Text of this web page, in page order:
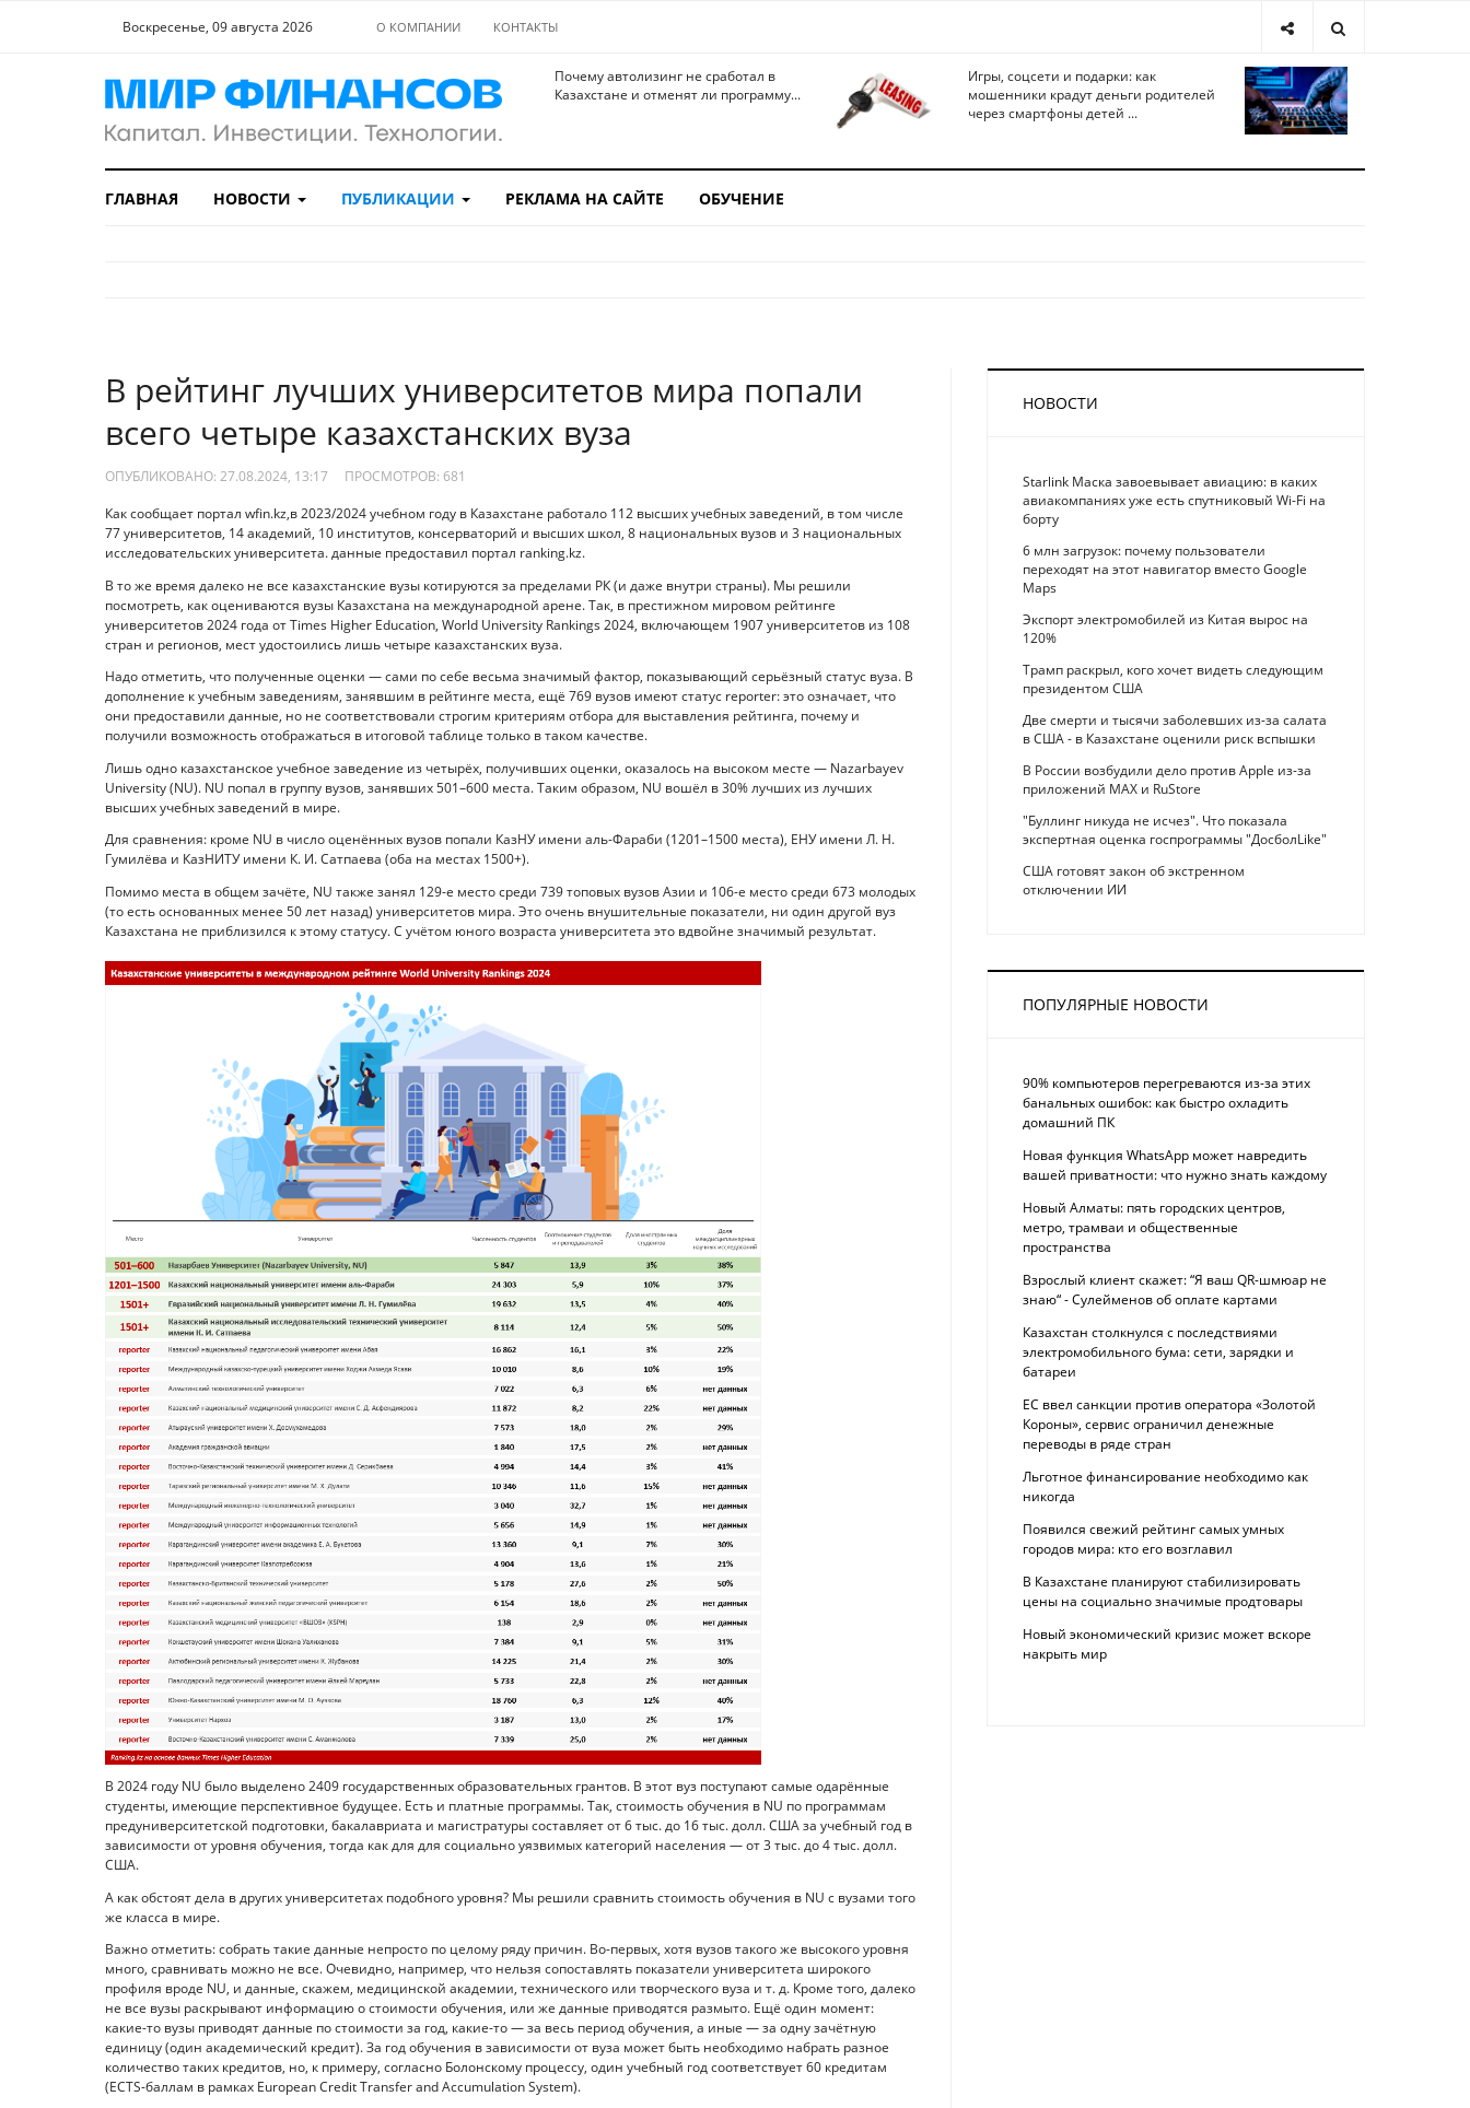
Воскресенье, 09 августа 2026 О КОМПАНИИ КОНТАКТЫ
Почему автолизинг не сработал в
Казахстане и отменят ли программу...
Игры, соцсети и подарки: как
мошенники крадут деньги родителей
через смартфоны детей ...
ГЛАВНАЯ НОВОСТИ ПУБЛИКАЦИИ РЕКЛАМА НА САЙТЕ ОБУЧЕНИЕ
В рейтинг лучших университетов мира попали
всего четыре казахстанских вуза
ОПУБЛИКОВАНО: 27.08.2024, 13:17 ПРОСМОТРОВ: 681
Как сообщает портал wfin.kz,в 2023/2024 учебном году в Казахстане работало 112 высших учебных заведений, в том числе
77 университетов, 14 академий, 10 институтов, консерваторий и высших школ, 8 национальных вузов и 3 национальных
исследовательских университета. данные предоставил портал ranking.kz.
В то же время далеко не все казахстанские вузы котируются за пределами РК (и даже внутри страны). Мы решили
посмотреть, как оцениваются вузы Казахстана на международной арене. Так, в престижном мировом рейтинге
университетов 2024 года от Times Higher Education, World University Rankings 2024, включающем 1907 университетов из 108
стран и регионов, мест удостоились лишь четыре казахстанских вуза.
Надо отметить, что полученные оценки — сами по себе весьма значимый фактор, показывающий серьёзный статус вуза. В
дополнение к учебным заведениям, занявшим в рейтинге места, ещё 769 вузов имеют статус reporter: это означает, что
они предоставили данные, но не соответствовали строгим критериям отбора для выставления рейтинга, почему и
получили возможность отображаться в итоговой таблице только в таком качестве.
Лишь одно казахстанское учебное заведение из четырёх, получивших оценки, оказалось на высоком месте — Nazarbayev
University (NU). NU попал в группу вузов, занявших 501–600 места. Таким образом, NU вошёл в 30% лучших из лучших
высших учебных заведений в мире.
Для сравнения: кроме NU в число оценённых вузов попали КазНУ имени аль-Фараби (1201–1500 места), ЕНУ имени Л. Н.
Гумилёва и КазНИТУ имени К. И. Сатпаева (оба на местах 1500+).
Помимо места в общем зачёте, NU также занял 129-е место среди 739 топовых вузов Азии и 106-е место среди 673 молодых
(то есть основанных менее 50 лет назад) университетов мира. Это очень внушительные показатели, ни один другой вуз
Казахстана не приблизился к этому статусу. С учётом юного возраста университета это вдвойне значимый результат.
В 2024 году NU было выделено 2409 государственных образовательных грантов. В этот вуз поступают самые одарённые
студенты, имеющие перспективное будущее. Есть и платные программы. Так, стоимость обучения в NU по программам
предуниверситетской подготовки, бакалавриата и магистратуры составляет от 6 тыс. до 16 тыс. долл. США за учебный год в
зависимости от уровня обучения, тогда как для для социально уязвимых категорий населения — от 3 тыс. до 4 тыс. долл.
США.
А как обстоят дела в других университетах подобного уровня? Мы решили сравнить стоимость обучения в NU с вузами того
же класса в мире.
Важно отметить: собрать такие данные непросто по целому ряду причин. Во-первых, хотя вузов такого же высокого уровня
много, сравнивать можно не все. Очевидно, например, что нельзя сопоставлять показатели университета широкого
профиля вроде NU, и данные, скажем, медицинской академии, технического или творческого вуза и т. д. Кроме того, далеко
не все вузы раскрывают информацию о стоимости обучения, или же данные приводятся размыто. Ещё один момент:
какие-то вузы приводят данные по стоимости за год, какие-то — за весь период обучения, а иные — за одну зачётную
единицу (один академический кредит). За год обучения в зависимости от вуза может быть необходимо набрать разное
количество таких кредитов, но, к примеру, согласно Болонскому процессу, один учебный год соответствует 60 кредитам
(ECTS-баллам в рамках European Credit Transfer and Accumulation System).
НОВОСТИ
Starlink Маска завоевывает авиацию: в каких
авиакомпаниях уже есть спутниковый Wi-Fi на
борту
6 млн загрузок: почему пользователи
переходят на этот навигатор вместо Google
Maps
Экспорт электромобилей из Китая вырос на
120%
Трамп раскрыл, кого хочет видеть следующим
президентом США
Две смерти и тысячи заболевших из-за салата
в США - в Казахстане оценили риск вспышки
В России возбудили дело против Apple из-за
приложений MAX и RuStore
"Буллинг никуда не исчез". Что показала
экспертная оценка госпрограммы "ДосболLike"
США готовят закон об экстренном
отключении ИИ
ПОПУЛЯРНЫЕ НОВОСТИ
90% компьютеров перегреваются из-за этих
банальных ошибок: как быстро охладить
домашний ПК
Новая функция WhatsApp может навредить
вашей приватности: что нужно знать каждому
Новый Алматы: пять городских центров,
метро, трамваи и общественные
пространства
Взрослый клиент скажет: “Я ваш QR-шмюар не
знаю“ - Сулейменов об оплате картами
Казахстан столкнулся с последствиями
электромобильного бума: сети, зарядки и
батареи
ЕС ввел санкции против оператора «Золотой
Короны», сервис ограничил денежные
переводы в ряде стран
Льготное финансирование необходимо как
никогда
Появился свежий рейтинг самых умных
городов мира: кто его возглавил
В Казахстане планируют стабилизировать
цены на социально значимые продтовары
Новый экономический кризис может вскоре
накрыть мир